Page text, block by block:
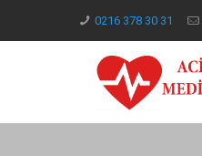
0216 378 30 31